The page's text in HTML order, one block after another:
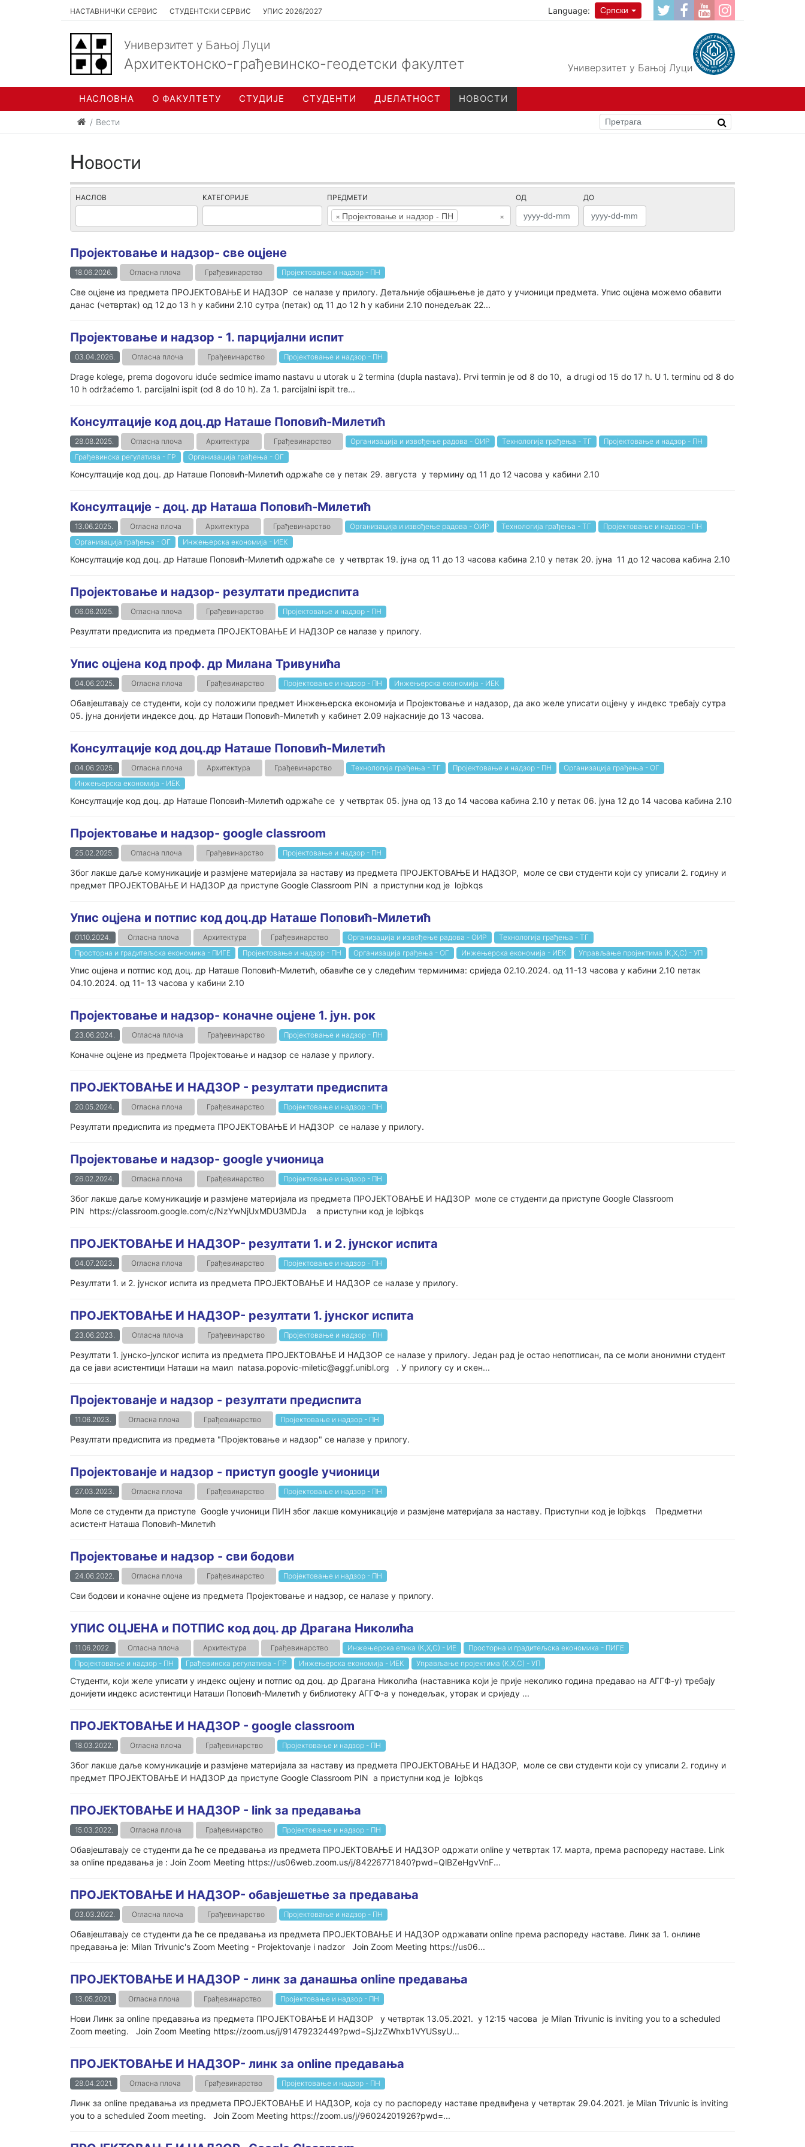
НАСТАВНИЧКИ СЕРВИС СТУДЕНТСКИ СЕРВИС УПИС 2026/2027 Language: Српски
Универзитет у Бањој Луци
Архитектонско-грађевинско-геодетски факултет Универзитет у Бањој Луци
НАСЛОВНА О ФАКУЛТЕТУ СТУДИЈЕ СТУДЕНТИ ДЈЕЛАТНОСТ НОВОСТИ
Вести
Новости
НАСЛОВ КАТЕГОРИЈЕ ПРЕДМЕТИ
×
× Пројектовање и надзор - ПН
ОД ДО
Пројектовање и надзор- све оцјене
18.06.2026. Огласна плоча Грађевинарство Пројектовање и надзор - ПН
Све оцјене из предмета ПРОЈЕКТОВАЊЕ И НАДЗОР се налазе у прилогу. Детаљније објашњење је дато у учионици предмета. Упис оцјена можемо обавити
данас (четвртак) од 12 до 13 h у кабини 2.10 сутра (петак) од 11 до 12 h у кабини 2.10 понедељак 22...
Пројектовање и надзор - 1. парцијални испит
03.04.2026. Огласна плоча Грађевинарство Пројектовање и надзор - ПН
Drage kolege, prema dogovoru iduće sedmice imamo nastavu u utorak u 2 termina (dupla nastava). Prvi termin je od 8 do 10, a drugi od 15 do 17 h. U 1. terminu od 8 do
10 h održaćemo 1. parcijalni ispit (od 8 do 10 h). Za 1. parcijalni ispit tre...
Консултације код доц.др Наташе Поповић-Милетић
28.08.2025. Огласна плоча Архитектура Грађевинарство Организација и извођење радова - ОИР Технологија грађења - ТГ
Пројектовање и надзор - ПН
Грађевинска регулатива - ГР
Организација грађења - ОГ
Консултације код доц. др Наташе Поповић-Милетић одржаће се у петак 29. августа у термину од 11 до 12 часова у кабини 2.10
Консултације - доц. др Наташа Поповић-Милетић
13.06.2025. Огласна плоча Архитектура Грађевинарство Организација и извођење радова - ОИР Технологија грађења - ТГ
Пројектовање и надзор - ПН
Организација грађења - ОГ
Инжењерска економија - ИЕК
Консултације код доц. др Наташе Поповић-Милетић одржаће се у четвртак 19. јуна од 11 до 13 часова кабина 2.10 у петак 20. јуна 11 до 12 часова кабина 2.10
Пројектовање и надзор- резултати предиспита
06.06.2025. Огласна плоча Грађевинарство Пројектовање и надзор - ПН
Резултати предиспита из предмета ПРОЈЕКТОВАЊЕ И НАДЗОР се налазе у прилогу.
Упис оцјена код проф. др Милана Тривунића
04.06.2025. Огласна плоча Грађевинарство Пројектовање и надзор - ПН Инжењерска економија - ИЕК
Обавјештавају се студенти, који су положили предмет Инжењерска економија и Пројектовање и надазор, да ако желе уписати оцјену у индекс требају сутра
05. јуна донијети индексе доц. др Наташи Поповић-Милетић у кабинет 2.09 најкасније до 13 часова.
Консултације код доц.др Наташе Поповић-Милетић
04.06.2025. Огласна плоча Архитектура Грађевинарство Технологија грађења - ТГ Пројектовање и надзор - ПН
Организација грађења - ОГ
Инжењерска економија - ИЕК
Консултације код доц. др Наташе Поповић-Милетић одржаће се у четвртак 05. јуна од 13 до 14 часова кабина 2.10 у петак 06. јуна 12 до 14 часова кабина 2.10
Пројектовање и надзор- google classroom
25.02.2025. Огласна плоча Грађевинарство Пројектовање и надзор - ПН
Због лакше даље комуникације и размјене материјала за наставу из предмета ПРОЈЕКТОВАЊЕ И НАДЗОР, моле се сви студенти који су уписали 2. годину и
предмет ПРОЈЕКТОВАЊЕ И НАДЗОР да приступе Google Classroom PIN а приступни код је lojbkqs
Упис оцјена и потпис код доц.др Наташе Поповић-Милетић
01.10.2024. Огласна плоча Архитектура Грађевинарство Организација и извођење радова - ОИР
Технологија грађења - ТГ
Просторна и градитељска економика - ПИГЕ
Пројектовање и надзор - ПН Организација грађења - ОГ Инжењерска економија - ИЕК Управљање пројектима (К,Х,С) - УП
Упис оцјена и потпис код доц. др Наташе Поповић-Милетић, обавиће се у следећим терминима: сриједа 02.10.2024. од 11-13 часова у кабини 2.10 петак
04.10.2024. од 11- 13 часова у кабини 2.10
Пројектовање и надзор- коначне оцјене 1. јун. рок
23.06.2024. Огласна плоча Грађевинарство Пројектовање и надзор - ПН
Коначне оцјене из предмета Пројектовање и надзор се налазе у прилогу.
ПРОЈЕКТОВАЊЕ И НАДЗОР - резултати предиспита
20.05.2024. Огласна плоча Грађевинарство Пројектовање и надзор - ПН
Резултати предиспита из предмета ПРОЈЕКТОВАЊЕ И НАДЗОР се налазе у прилогу.
Пројектовање и надзор- google учионица
26.02.2024. Огласна плоча Грађевинарство Пројектовање и надзор - ПН
Због лакше даље комуникације и размјене материјала из предмета ПРОЈЕКТОВАЊЕ И НАДЗОР моле се студенти да приступе Google Classroom
PIN https://classroom.google.com/c/NzYwNjUxMDU3MDJa а приступни код је lojbkqs
ПРОЈЕКТОВАЊЕ И НАДЗОР- резултати 1. и 2. јунског испита
04.07.2023. Огласна плоча Грађевинарство Пројектовање и надзор - ПН
Резултати 1. и 2. јунског испита из предмета ПРОЈЕКТОВАЊЕ И НАДЗОР се налазе у прилогу.
ПРОЈЕКТОВАЊЕ И НАДЗОР- резултати 1. јунског испита
23.06.2023. Огласна плоча Грађевинарство Пројектовање и надзор - ПН
Резултати 1. јунско-јулског испита из предмета ПРОЈЕКТОВАЊЕ И НАДЗОР се налазе у прилогу. Један рад је остао непотписан, па се моли анонимни студент
да се јави асистентици Наташи на маил natasa.popovic-miletic@aggf.unibl.org . У прилогу су и скен...
Пројектованје и надзор - резултати предиспита
11.06.2023. Огласна плоча Грађевинарство Пројектовање и надзор - ПН
Резултати предиспита из предмета "Пројектовање и надзор" се налазе у прилогу.
Пројектованје и надзор - приступ google учионици
27.03.2023. Огласна плоча Грађевинарство Пројектовање и надзор - ПН
Моле се студенти да приступе Google учионици ПИН због лакше комуникације и размјене материјала за наставу. Приступни код је lojbkqs Предметни
асистент Наташа Поповић-Милетић
Пројектовање и надзор - сви бодови
24.06.2022. Огласна плоча Грађевинарство Пројектовање и надзор - ПН
Сви бодови и коначне оцјене из предмета Пројектовање и надзор, се налазе у прилогу.
УПИС ОЦЈЕНА и ПОТПИС код доц. др Драгана Николића
11.06.2022. Огласна плоча Архитектура Грађевинарство Инжењерска етика (К,Х,С) - ИЕ
Просторна и градитељска економика - ПИГЕ
Пројектовање и надзор - ПН
Грађевинска регулатива - ГР Инжењерска економија - ИЕК Управљање пројектима (К,Х,С) - УП
Студенти, који желе уписати у индекс оцјену и потпис од доц. др Драгана Николића (наставника који је прије неколико година предавао на АГГФ-у) требају
донијети индекс асистентици Наташи Поповић-Милетић у библиотеку АГГФ-а у понедељак, уторак и сриједу ...
ПРОЈЕКТОВАЊЕ И НАДЗОР - google classroom
18.03.2022. Огласна плоча Грађевинарство Пројектовање и надзор - ПН
Због лакше даље комуникације и размјене материјала за наставу из предмета ПРОЈЕКТОВАЊЕ И НАДЗОР, моле се сви студенти који су уписали 2. годину и
предмет ПРОЈЕКТОВАЊЕ И НАДЗОР да приступе Google Classroom PIN а приступни код је lojbkqs
ПРОЈЕКТОВАЊЕ И НАДЗОР - link за предавања
15.03.2022. Огласна плоча Грађевинарство Пројектовање и надзор - ПН
Обавјештавају се студенти да ће се предавања из предмета ПРОЈЕКТОВАЊЕ И НАДЗОР одржати online у четвртак 17. марта, према распореду наставе. Link
за online предавања је : Join Zoom Meeting https://us06web.zoom.us/j/84226771840?pwd=QlBZeHgvVnF...
ПРОЈЕКТОВАЊЕ И НАДЗОР- обавјешетње за предавања
03.03.2022. Огласна плоча Грађевинарство Пројектовање и надзор - ПН
Обавјештавају се студенти да ће се предавања из предмета ПРОЈЕКТОВАЊЕ И НАДЗОР одржавати online према распореду наставе. Линк за 1. онлине
предавања је: Milan Trivunic's Zoom Meeting - Projektovanje i nadzor Join Zoom Meeting https://us06...
ПРОЈЕКТОВАЊЕ И НАДЗОР - линк за данашња online предавања
13.05.2021. Огласна плоча Грађевинарство Пројектовање и надзор - ПН
Нови Линк за online предавања из предмета ПРОЈЕКТОВАЊЕ И НАДЗОР у четвртак 13.05.2021. у 12:15 часова је Milan Trivunic is inviting you to a scheduled
Zoom meeting. Join Zoom Meeting https://zoom.us/j/91479232449?pwd=SjJzZWhxb1VYUSsyU...
ПРОЈЕКТОВАЊЕ И НАДЗОР- линк за online предавања
28.04.2021. Огласна плоча Грађевинарство Пројектовање и надзор - ПН
Линк за online предавања из предмета ПРОЈЕКТОВАЊЕ И НАДЗОР, која су по распореду наставе предвиђена у четвртак 29.04.2021. је Milan Trivunic is inviting
you to a scheduled Zoom meeting. Join Zoom Meeting https://zoom.us/j/96024201926?pwd=...